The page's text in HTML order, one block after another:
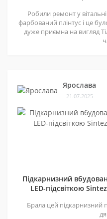
Робили ремонт у
фарбований плінтус і це
дуже приємна на вигляд
Ярослава
21.07.2025
Підкарнизний
LED-підсвіткою
Брала цей підкарнизний